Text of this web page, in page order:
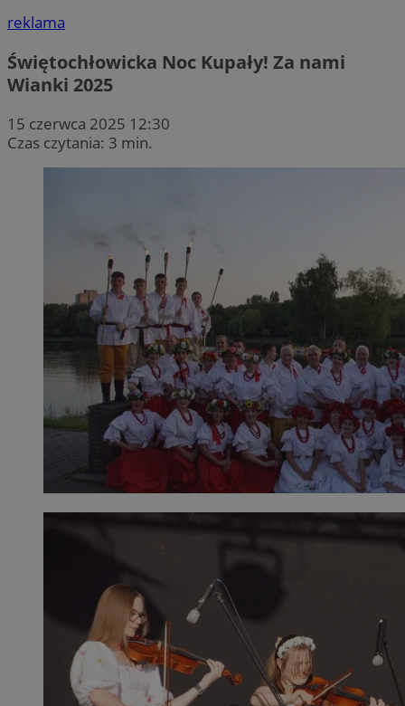
reklama
Świętochłowicka Noc Kupały! Za nami
Wianki 2025
15 czerwca 2025 12:30
Czas czytania: 3 min.